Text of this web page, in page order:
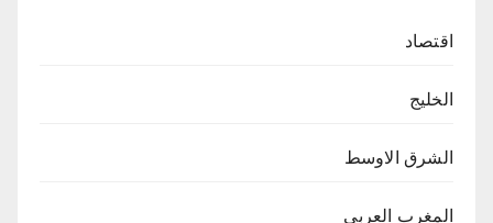
اقتصاد
الخليج
الشرق الاوسط
المغرب العربي